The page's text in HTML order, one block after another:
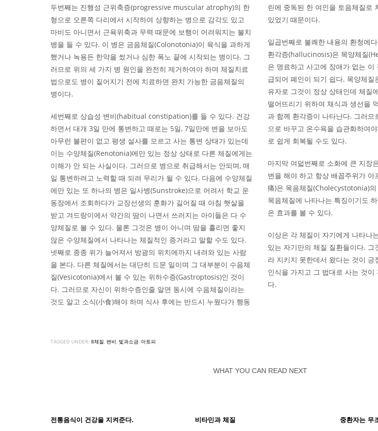
두번째는 진행성 근위축증(progressive muscular atrophy)의 한
형으로 오른쪽 다리에서 시작하여 상향하는 병으로 감각도 있고
마비도 아니면서 근육위축과 무력 때문에 보행이 어려워지는 불치
병을 들 수 있다. 이 병은 금음체질(Colonotonia)이 육식을 과하게
했거나 녹용든 한약을 썼거나 심한 폭노 끝에 시작되는 병이다. 그
러므로 위의 세 가지 병 원인을 완전히 제거하여야 하며 체질치료
법으로도 병이 짙어지기 전에 치료하면 완치 가능한 금음체질의
병이다.
세번째로 상습성 변비(habitual constipation)를 들 수 있다. 건강
하면서 대개 3일 만에 통변하고 때로는 5일, 7일만에 변을 보아도
아무런 불편이 없고 평생 설사를 모르고 사는 통변 상태가 있는데
이는 수양체질(Renotonia)에만 있는 정상 상태로 다른 체질에게는
이해가 안 되는 사실이다. 그러므로 병으로 취급해서는 안되며, 매
일 통변하려고 노력할 때 되려 무리가 될 수 있다. 다음에 수양체질
에만 있는 또 하나의 병은 일사병(Sunstroke)으로 어려서 학교 운
동장에서 조회하다가 교장선생의 훈화가 길어질 때 아침 햇살을
받고 겨드랑이에서 약간의 땀이 나면서 쓰러지는 아이들은 다 수
양체질로 볼 수 있다. 물론 그것은 병이 아니며 땀을 흘리면 좋지
않은 수양체질에서 나타나는 체질적인 증거라고 말할 수도 있다.
넷째로 종종 위가 늘어져서 방광의 위치에까지 내려와 있는 사람
을 본다. 다른 체질에서는 대단히 드문 일이며 그 대부분이 수음체
질(Vesicotonia)에서 볼 수 있는 위하수증(Gastroptosis)인 것이
다. 그러므로 자신이 위하수증인줄 알면 동시에 수음체질이라는
것도 알고 소식(小食)해야 하며 식사 후에는 반드시 누웠다가 행동
린에 중독된 한 여인을 토음체질로
있었기 때문이다.
일곱번째로 불쾌한 내용의 환청에
환각증(hallucinosis)은 목양체질
은 명료하고 사고에 장애가 없는 이
급되어 폐인이 되기 쉽다. 목양체
유자로 그것이 정상 상태인데 체질
떨어뜨리기 위하여 채식과 생선을
과 함께 환각증이 나타난다. 그러므
으로 바꾸고 온수욕을 습관화하여
로 쉽게 회복될 수도 있다.
마지막 여덟번째로 소화에 큰 지장
변을 해야 하고 항상 배꼽주위가
痛)은 목음체질(Cholecystotonia)
목음체질에 나타나는 특징이기도
은 효과를 볼 수 있다.
이상은 각 체질이 자기에게 나타나
있는 자기만의 체질 질환들이다.
라 지키지 못한데서 왔다는 것이 긍
인식을 가지고 그 법대로 사는 것이
다.
TAGGED UNDER: 8체질, 변비, 빛과소금, 아토피
WHAT YOU CAN READ NEXT
전통음식이 건강을 지켜준다. 비타민과 체질 중환자는 무